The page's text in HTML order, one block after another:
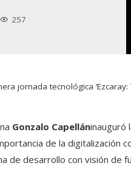
257
jornada tecnológica ‘Ezcaray:
Gonzalo Capelláninauguró
de la
de desarrollo con visión de